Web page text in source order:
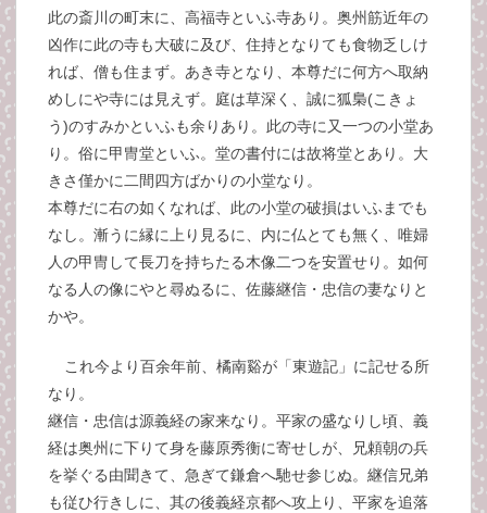
此の斎川の町末に、高福寺といふ寺あり。奥州筋近年の
凶作に此の寺も大破に及び、住持となりても食物乏しけ
れば、僧も住まず。あき寺となり、本尊だに何方へ取納
めしにや寺には見えず。庭は草深く、誠に狐梟(こきょ
う)のすみかといふも余りあり。此の寺に又一つの小堂あ
り。俗に甲冑堂といふ。堂の書付には故将堂とあり。大
きさ僅かに二間四方ばかりの小堂なり。
本尊だに右の如くなれば、此の小堂の破損はいふまでも
なし。漸うに縁に上り見るに、内に仏とても無く、唯婦
人の甲冑して長刀を持ちたる木像二つを安置せり。如何
なる人の像にやと尋ぬるに、佐藤継信・忠信の妻なりと
かや。
これ今より百余年前、橘南谿が「東遊記」に記せる所
なり。
継信・忠信は源義経の家来なり。平家の盛なりし頃、義
経は奥州に下りて身を藤原秀衡に寄せしが、兄頼朝の兵
を挙ぐる由聞きて、急ぎて鎌倉へ馳せ参じぬ。継信兄弟
も従ひ行きしに、其の後義経京都へ攻上り、平家を追落